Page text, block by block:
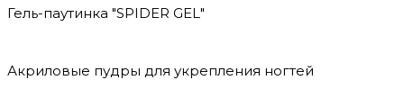
Гель-паутинка "SPIDER GEL"
Акриловые пудры для укрепления ногтей